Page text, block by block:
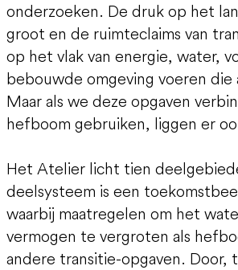
onderzoeken. De druk op het
groot en de ruimteclaims van
op het vlak van energie, water,
bebouwde omgeving voeren die
Maar als we deze opgaven
hefboom gebruiken, liggen er
Het Atelier licht tien
deelsysteem is een
waarbij maatregelen om het
vermogen te vergroten als
andere transitie-opgaven. Door,